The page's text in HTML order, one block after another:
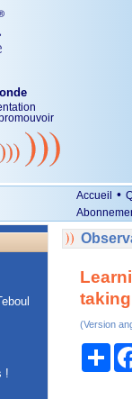
Accueil •
!
(Version